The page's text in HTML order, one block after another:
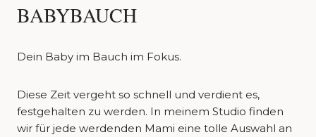
BABYBAUCH
Dein Baby im Bauch im Fokus.
Diese Zeit vergeht so schnell und verdient es,
festgehalten zu werden. In meinem Studio finden
wir für jede werdenden Mami eine tolle Auswahl an